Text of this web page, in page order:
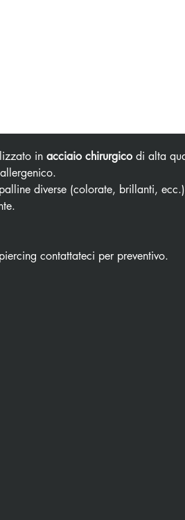
in acciaio chirurgico di alta
diverse (colorate, brillanti,
contattateci per preventivo.